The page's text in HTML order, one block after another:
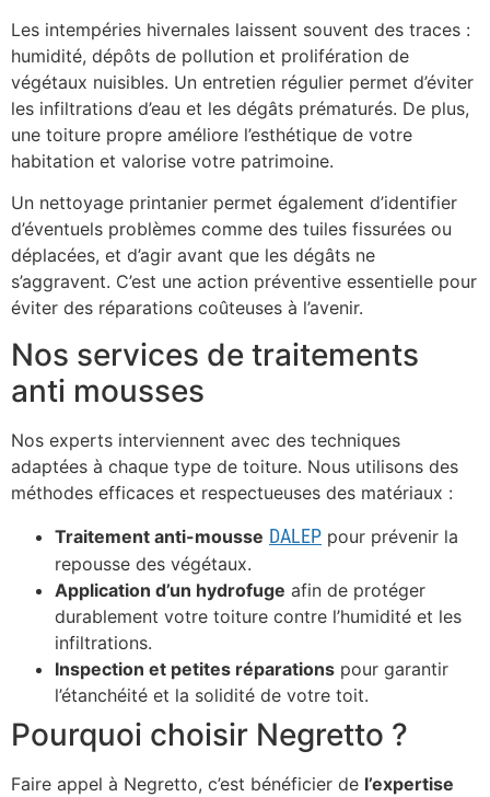
Les intempéries hivernales laissent souvent des traces :
humidité, dépôts de pollution et prolifération de
végétaux nuisibles. Un entretien régulier permet d’éviter
les infiltrations d’eau et les dégâts prématurés. De plus,
une toiture propre améliore l’esthétique de votre
habitation et valorise votre patrimoine.
Un nettoyage printanier permet également d’identifier
d’éventuels problèmes comme des tuiles fissurées ou
déplacées, et d’agir avant que les dégâts ne
s’aggravent. C’est une action préventive essentielle pour
éviter des réparations coûteuses à l’avenir.
Nos services de traitements
anti mousses
Nos experts interviennent avec des techniques
adaptées à chaque type de toiture. Nous utilisons des
méthodes efficaces et respectueuses des matériaux :
Traitement anti-mousse DALEP pour prévenir la
repousse des végétaux.
Application d’un hydrofuge afin de protéger
durablement votre toiture contre l’humidité et les
infiltrations.
Inspection et petites réparations pour garantir
l’étanchéité et la solidité de votre toit.
Pourquoi choisir Negretto ?
Faire appel à Negretto, c’est bénéficier de l’expertise